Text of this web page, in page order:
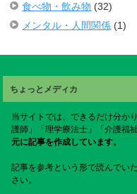
食べ物・飲み物 (32)
メンタル・人間関係 (1)
ちょっとメディカ
当サイトでは、できるだけ分か
護師」「理学療法士」「介護福
元に記事を作成しています。
記事を参考という形で読んでい
さい。